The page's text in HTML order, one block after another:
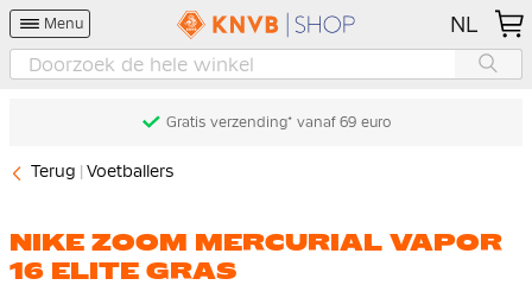
Menu NL
Gratis verzending* vanaf 69 euro
Terug Voetballers
NIKE ZOOM MERCURIAL VAPOR
16 ELITE GRAS